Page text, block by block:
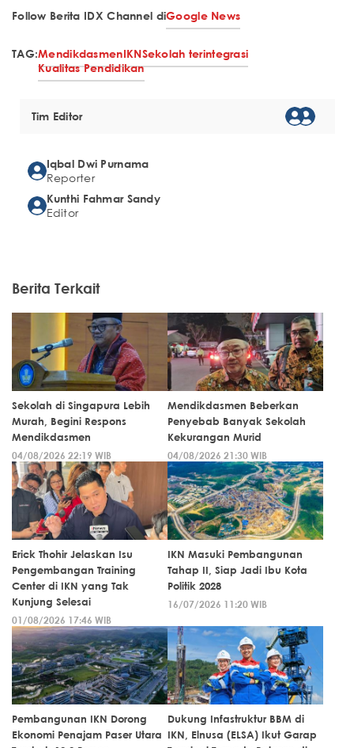
Follow Berita IDX Channel diGoogle News
TAG:MendikdasmenIKNSekolah terintegrasi
Kualitas Pendidikan
Tim Editor
Iqbal Dwi Purnama
Reporter
Kunthi Fahmar Sandy
Editor
Berita Terkait
Sekolah di Singapura Lebih
Murah, Begini Respons
Mendikdasmen
04/08/2026 22:19 WIB
Mendikdasmen Beberkan
Penyebab Banyak Sekolah
Kekurangan Murid
04/08/2026 21:30 WIB
Erick Thohir Jelaskan Isu
Pengembangan Training
Center di IKN yang Tak
Kunjung Selesai
01/08/2026 17:46 WIB
IKN Masuki Pembangunan
Tahap II, Siap Jadi Ibu Kota
Politik 2028
16/07/2026 11:20 WIB
Pembangunan IKN Dorong
Ekonomi Penajam Paser Utara
Dukung Infastruktur BBM di
IKN, Elnusa (ELSA) Ikut Garap